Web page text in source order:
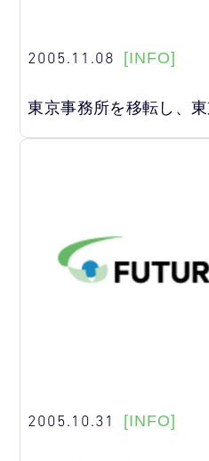
2005.11.08 [INFO]
東京事務所を移転し、
2005.10.31 [INFO]